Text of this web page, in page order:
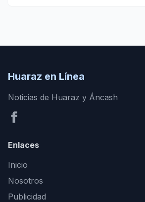
Huaraz en Línea
Noticias de Huaraz y Áncash
Enlaces
Inicio
Nosotros
Publicidad